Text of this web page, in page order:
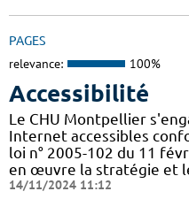
PAGES
relevance: 100%
Accessibilité
Le CHU Montpellier
Internet accessibles
loi n° 2005-102 du 11
en œuvre la stratégie et
14/11/2024 11:12